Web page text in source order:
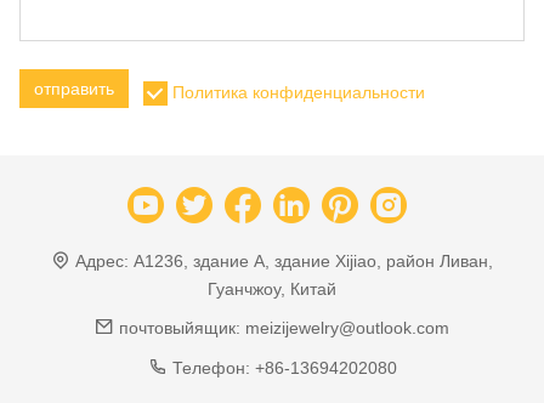
отправить Политика конфиденциальности
Адрес: A1236, здание A, здание Xijiao, район Ливан,
Гуанчжоу, Китай
почтовыйящик: meizijewelry@outlook.com
Телефон: +86-13694202080